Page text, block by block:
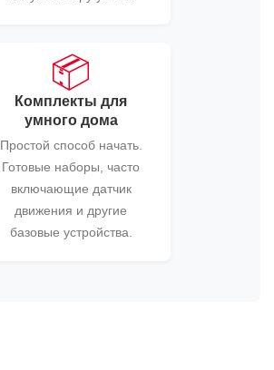
📦
Комплекты для
умного дома
Простой способ начать.
Готовые наборы, часто
включающие датчик
движения и другие
базовые устройства.